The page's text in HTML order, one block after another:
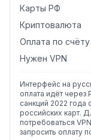
Карты РФ
Криптовалюта
Оплата по счёту
Нужен VPN
Интерфейс на
оплата идёт через
санкций 2022 года
российских карт.
потребоваться
запросить оплату